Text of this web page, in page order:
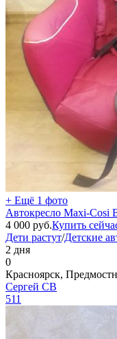
+ Ещё 1 фото
Автокресло Maxi-Cosi
4 000 руб.Купить
Дети растут/Детские
2 дня
0
Красноярск,
Сергей СВ
511